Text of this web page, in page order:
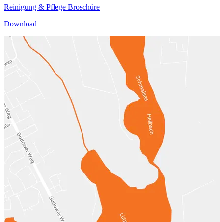
Reinigung & Pflege Broschüre
Download